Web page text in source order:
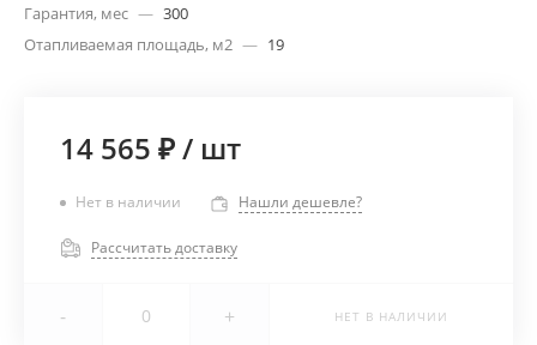
Гарантия, мес — 300
Отапливаемая площадь, м2 — 19
14 565 ₽/ шт
Нет в наличии Нашли дешевле?
Рассчитать доставку
- + НЕТ В НАЛИЧИИ